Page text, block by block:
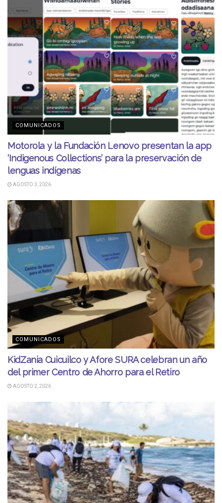
COMUNICADOS
Motorola y la Fundación Lenovo presentan la app
‘Indigenous Collections’ para la preservación de
lenguas indígenas
AGOSTO 3, 2026
COMUNICADOS
KidZania Cuicuilco y Afore SURA celebran un año
del primer Centro de Ahorro para el Retiro
AGOSTO 2, 2026